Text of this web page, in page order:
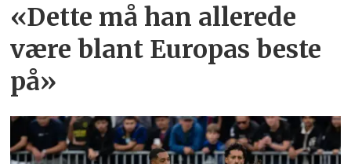
«Dette må han allerede
være blant Europas beste
på»